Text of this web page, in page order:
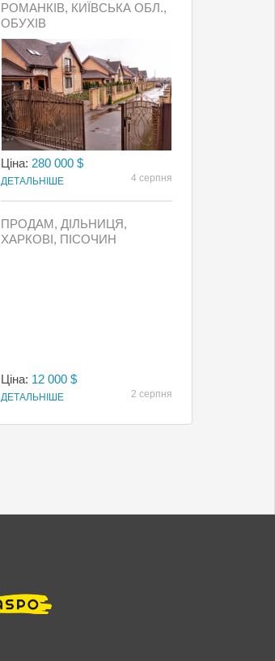
РОМАНКІВ, КИЇВСЬКА ОБЛ.,
ОБУХІВ
Ціна: 280 000 $
ДЕТАЛЬНІШЕ 4 серпня
ПРОДАМ, ДІЛЬНИЦЯ,
ХАРКОВІ, ПІСОЧИН
Ціна: 12 000 $
ДЕТАЛЬНІШЕ 2 серпня